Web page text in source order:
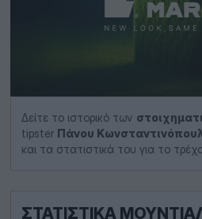
Δείτε το ιστορικό των
tipster Πάνου
και τα στατιστικά του για το
ΣΤΑΤΙΣΤΙΚΆ